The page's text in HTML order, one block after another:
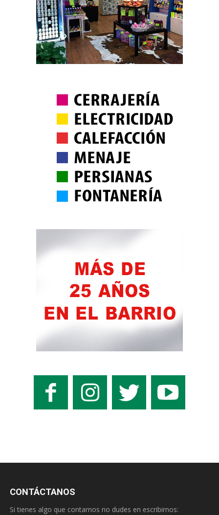
CONTÁCTANOS
Si tienes algo que contarnos no dudes en escribirnos: